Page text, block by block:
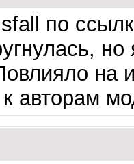
по
на
авторам